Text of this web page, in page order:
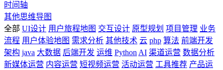
时间轴
其他思维导图
全部 UI设计 用户旅程地图 交互设计 原型规划 项目管理 业务
流程 用户体验地图 需求分析 其他技术 云 php 算法 前端开发
架构 java 大数据 后端开发 运维 Python AI 渠道运营 数据分析
新媒体运营 内容运营 短视频运营 活动运营 工具推荐 产品运